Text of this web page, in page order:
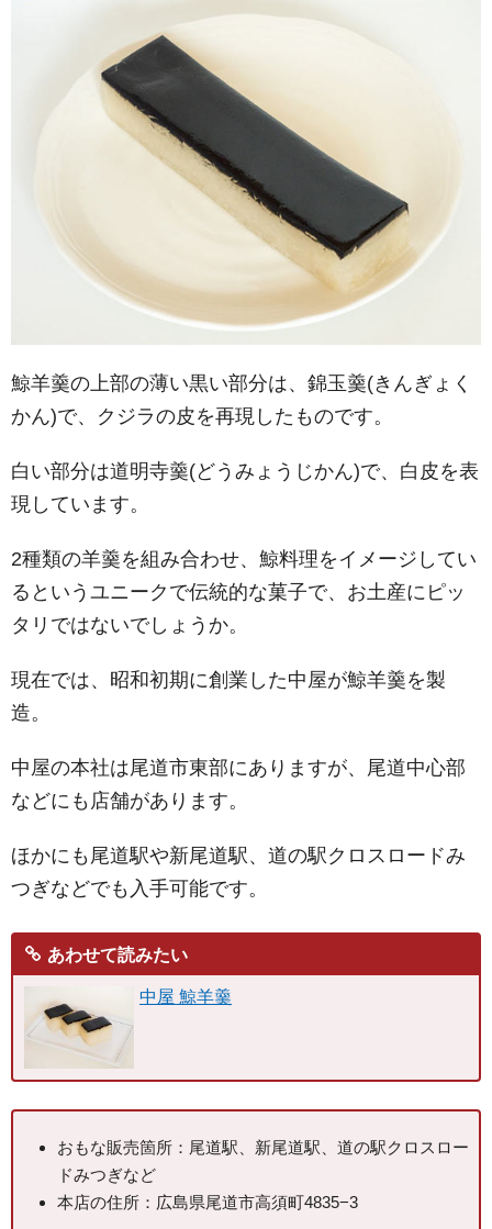
鯨羊羹の上部の薄い黒い部分は、錦玉羹(きんぎょく
かん)で、クジラの皮を再現したものです。
白い部分は道明寺羹(どうみょうじかん)で、白皮を表
現しています。
2種類の羊羹を組み合わせ、鯨料理をイメージしてい
るというユニークで伝統的な菓子で、お土産にピッ
タリではないでしょうか。
現在では、昭和初期に創業した中屋が鯨羊羹を製
造。
中屋の本社は尾道市東部にありますが、尾道中心部
などにも店舗があります。
ほかにも尾道駅や新尾道駅、道の駅クロスロードみ
つぎなどでも入手可能です。
あわせて読みたい
中屋 鯨羊羹
おもな販売箇所：尾道駅、新尾道駅、道の駅クロスロー
ドみつぎなど
本店の住所：広島県尾道市高須町4835−3